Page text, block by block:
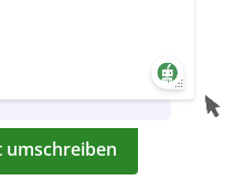
umschreiben